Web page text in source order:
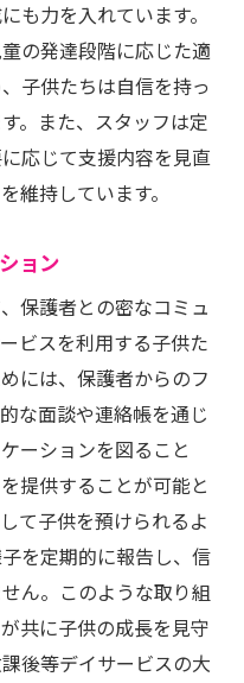
も力を入れています。
の発達段階に応じた適
子供たちは自信を持っ
。また、スタッフは定
応じて支援内容を見直
維持しています。
ョン
保護者との密なコミュ
ビスを利用する子供た
には、保護者からのフ
な面談や連絡帳を通じ
ーションを図ること
提供することが可能と
て子供を預けられるよ
を定期的に報告し、信
ん。このような取り組
共に子供の成長を見守
後等デイサービスの大